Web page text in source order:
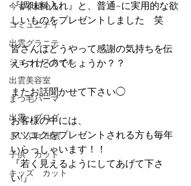
今すぐ始める
コミュニティ
出雲グラニテ
ショートスタイル
出雲美容室
まつ毛パーマ
出雲 ブログ
まいぷれ 出雲
子供 カット
キッズ カット
『調味料入れ』と、普通~に実用的な欲
しいものをプレゼントしました　笑
皆さんはどうやって感謝の気持ちを伝
えられたのでしょうか？？
またお話聞かせて下さい◯
お客様の中には、
マツエクをプレゼントされる方も毎年
いらっしゃいます！！
『若く見えるようにしてあげて下さ
い!』